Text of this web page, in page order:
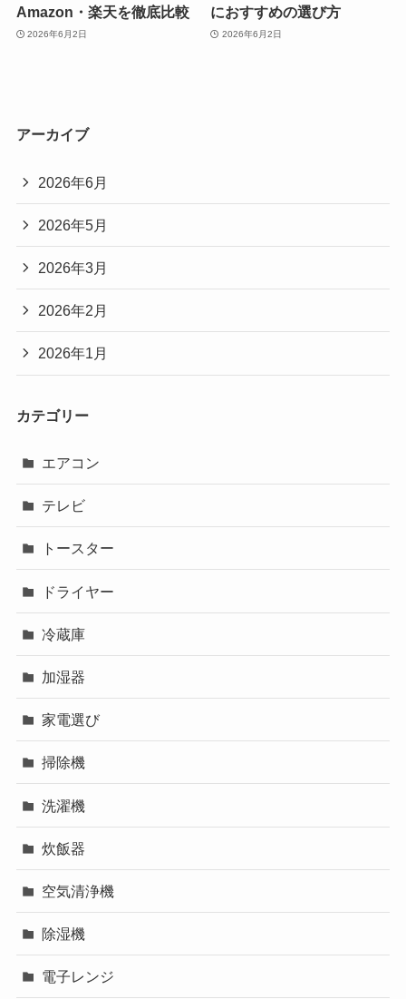
Amazon・楽天を徹底比較
2026年6月2日
におすすめの選び方
2026年6月2日
アーカイブ
2026年6月
2026年5月
2026年3月
2026年2月
2026年1月
カテゴリー
エアコン
テレビ
トースター
ドライヤー
冷蔵庫
加湿器
家電選び
掃除機
洗濯機
炊飯器
空気清浄機
除湿機
電子レンジ